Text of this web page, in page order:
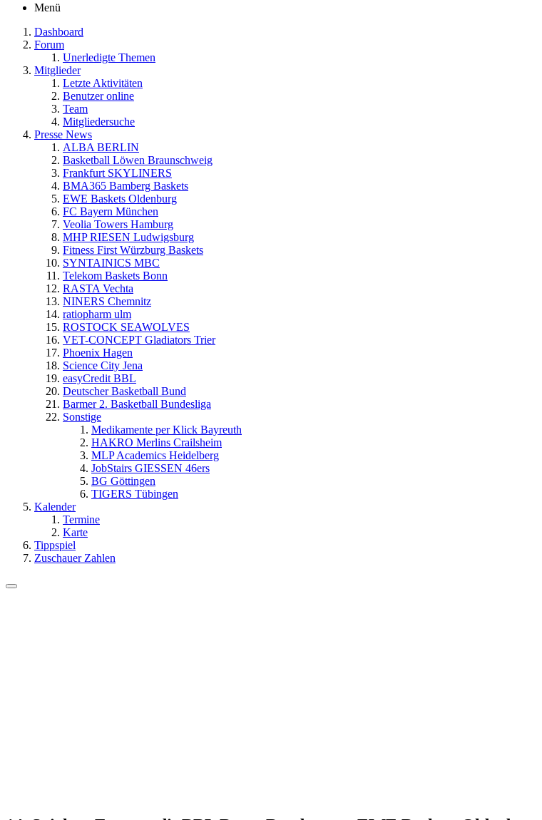
Menü
Dashboard
Forum
Unerledigte Themen
Mitglieder
Letzte Aktivitäten
Benutzer online
Team
Mitgliedersuche
Presse News
ALBA BERLIN
Basketball Löwen Braunschweig
Frankfurt SKYLINERS
BMA365 Bamberg Baskets
EWE Baskets Oldenburg
FC Bayern München
Veolia Towers Hamburg
MHP RIESEN Ludwigsburg
Fitness First Würzburg Baskets
SYNTAINICS MBC
Telekom Baskets Bonn
RASTA Vechta
NINERS Chemnitz
ratiopharm ulm
ROSTOCK SEAWOLVES
VET-CONCEPT Gladiators Trier
Phoenix Hagen
Science City Jena
easyCredit BBL
Deutscher Basketball Bund
Barmer 2. Basketball Bundesliga
Sonstige
Medikamente per Klick Bayreuth
HAKRO Merlins Crailsheim
MLP Academics Heidelberg
JobStairs GIESSEN 46ers
BG Göttingen
TIGERS Tübingen
Kalender
Termine
Karte
Tippspiel
Zuschauer Zahlen